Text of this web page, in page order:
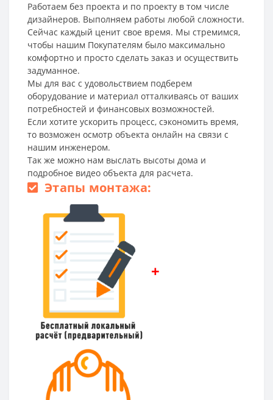
Работаем без проекта и по проекту в том числе
дизайнеров. Выполняем работы любой сложности.
Сейчас каждый ценит свое время. Мы стремимся,
чтобы нашим Покупателям было максимально
комфортно и просто сделать заказ и осуществить
задуманное.
Мы для вас с удовольствием подберем
оборудование и материал отталкиваясь от ваших
потребностей и финансовых возможностей.
Если хотите ускорить процесс, сэкономить время,
то возможен осмотр объекта онлайн на связи с
нашим инженером.
Так же можно нам выслать высоты дома и
подробное видео объекта для расчета.
Этапы монтажа:
+